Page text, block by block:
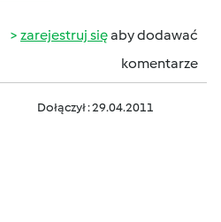
zarejestruj sięaby dodawać
komentarze
Dołączył : 29.04.2011